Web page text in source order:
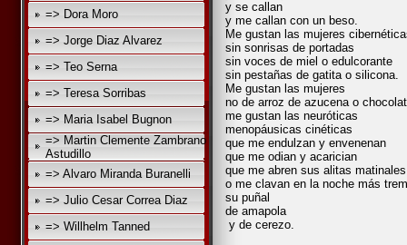
=> Dora Moro
=> Jorge Diaz Alvarez
=> Teo Serna
=> Teresa Sorribas
=> Maria Isabel Bugnon
=> Martin Clemente Zambrano
Astudillo
=> Alvaro Miranda Buranelli
=> Julio Cesar Correa Diaz
=> Willhelm Tanned
y se callan
y me callan con un beso.
Me gustan las mujeres
sin sonrisas de portadas
sin voces de miel o edulcorante
sin pestañas de gatita o silicona.
Me gustan las mujeres
no de arroz de azucena o
me gustan las neuróticas
menopáusicas cinéticas
que me endulzan y envenenan
que me odian y acarician
que me abren sus alitas matinales
o me clavan en la noche más
su puñal
de amapola
y de cerezo.